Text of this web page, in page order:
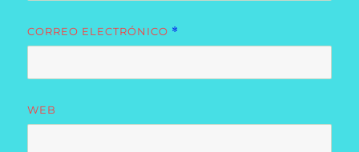
CORREO ELECTRÓNICO *
WEB